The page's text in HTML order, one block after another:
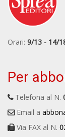
Orari: 9/13 - 14/
Per
Telefona al N.
Email a
Via FAX al N.